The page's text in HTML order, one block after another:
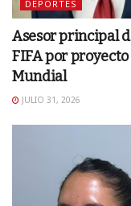
DEPORTES
Asesor principal
FIFA por
Mundial
JULIO 31, 2026